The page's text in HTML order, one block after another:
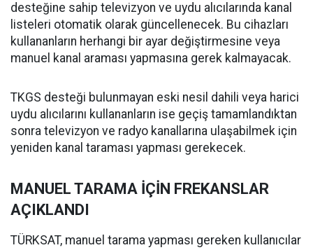
desteğine sahip televizyon ve uydu alıcılarında kanal
listeleri otomatik olarak güncellenecek. Bu cihazları
kullananların herhangi bir ayar değiştirmesine veya
manuel kanal araması yapmasına gerek kalmayacak.
TKGS desteği bulunmayan eski nesil dahili veya harici
uydu alıcılarını kullananların ise geçiş tamamlandıktan
sonra televizyon ve radyo kanallarına ulaşabilmek için
yeniden kanal taraması yapması gerekecek.
MANUEL TARAMA İÇİN FREKANSLAR
AÇIKLANDI
TÜRKSAT, manuel tarama yapması gereken kullanıcılar